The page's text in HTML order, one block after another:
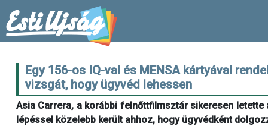
Egy 156-os IQ-val és MENSA kártyával
vizsgát, hogy ügyvéd lehessen
Asia Carrera, a korábbi felnőttfilmsztár sikeresen
lépéssel közelebb került ahhoz, hogy ügyvédként